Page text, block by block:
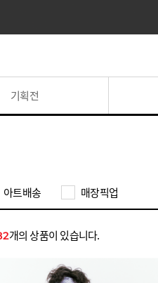
기획전
아트배송 매장픽업
개의 상품이 있습니다.